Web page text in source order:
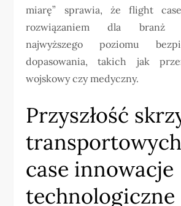
miarę” sprawia, że flight
rozwiązaniem dla branż
najwyższego poziomu
dopasowania, takich jak
wojskowy czy medyczny.
Przyszłość
case innowacje
technologiczne